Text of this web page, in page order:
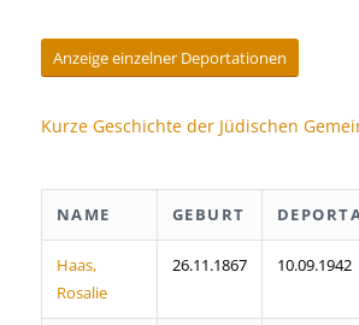
Anzeige einzelner Deportationen
Kurze Geschichte der Jüdischen
NAME GEBURT
Haas,
Rosalie
26.11.1867 10.09.1942